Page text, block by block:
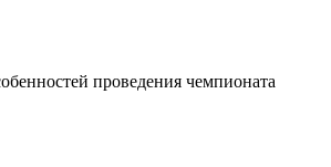
проведения чемпионата